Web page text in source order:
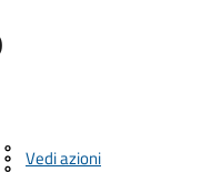
Vedi azioni